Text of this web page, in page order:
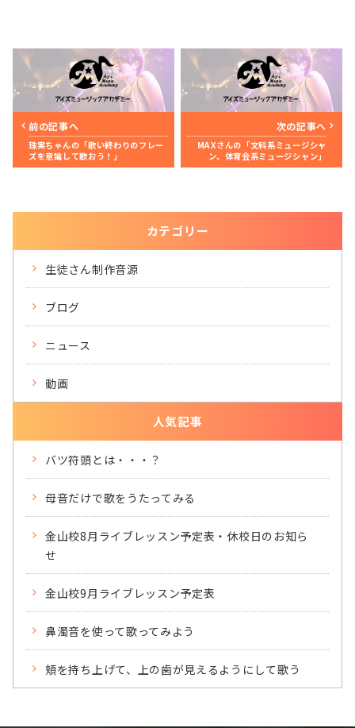
前の記事へ
珠実ちゃんの「歌い終わりのフレー
ズを意識して歌おう！」
次の記事へ
MAXさんの「文科系ミュージシャ
ン、体育会系ミュージシャン」
カテゴリー
生徒さん制作音源
ブログ
ニュース
動画
人気記事
バツ符頭とは・・・？
母音だけで歌をうたってみる
金山校8月ライブレッスン予定表・休校日のお知ら
せ
金山校9月ライブレッスン予定表
鼻濁音を使って歌ってみよう
頬を持ち上げて、上の歯が見えるようにして歌う